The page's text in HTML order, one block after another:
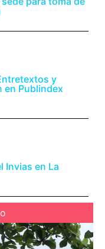
y
en Publindex
Invias en La